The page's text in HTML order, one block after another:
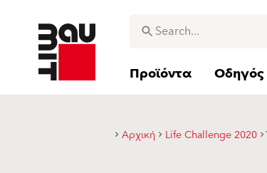
Προϊόντα Οδηγός
Αρχική Life Challenge 2020